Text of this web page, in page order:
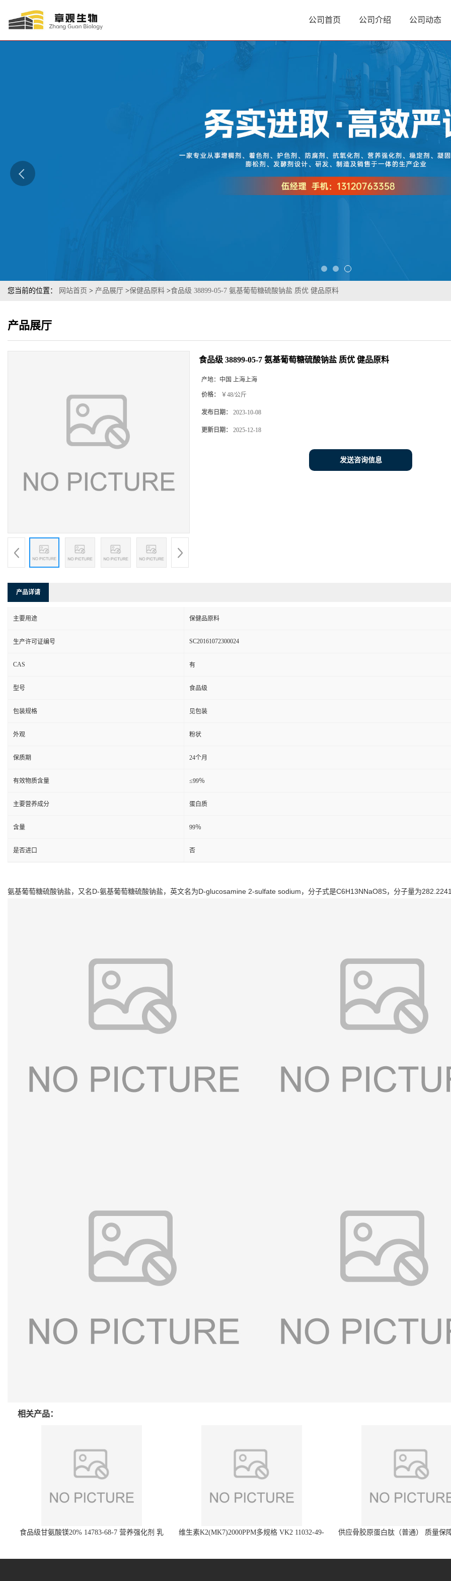
公司首页 公司介绍 公司动态
您当前的位置： 网站首页 > 产品展厅 >保健品原料 >食品级 38899-05-7 氨基葡萄糖硫酸钠盐 质优 健品原料
产品展厅
食品级 38899-05-7 氨基葡萄糖硫酸钠盐 质优 健品原料
产地： 中国 上海上海
价格： ￥48/公斤
发布日期： 2023-10-08
更新日期： 2025-12-18
发送咨询信息
产品详请
主要用途 保健品原料
生产许可证编号 SC20161072300024
CAS 有
型号 食品级
包装规格 见包装
外观 粉状
保质期 24个月
有效物质含量 ≤99％
主要营养成分 蛋白质
含量 99％
是否进口 否
氨基葡萄糖硫酸钠盐，又名D-氨基葡萄糖硫酸钠盐，英文名为D-glucosamine 2-sulfate sodium，分子式是C6H13NNaO8S，分子量为
相关产品：
食品级甘氨酸镁20% 14783-68-7 营养强化剂 乳
维生素K2(MK7)2000PPM多规格 VK2 11032-49-
供应骨胶原蛋白肽（普通） 质量保